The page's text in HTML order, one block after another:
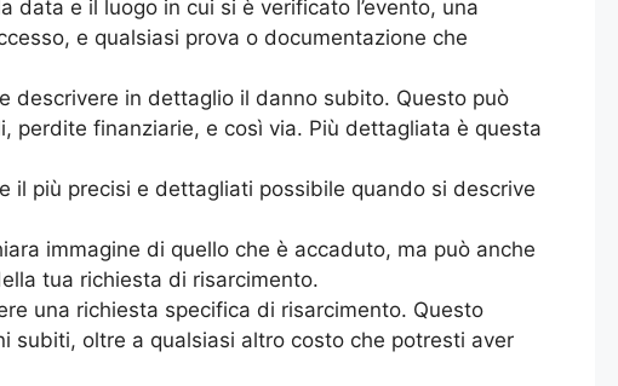
data e il luogo in cui si è verificato l’evento, una
e qualsiasi prova o documentazione che
descrivere in dettaglio il danno subito. Questo può
perdite finanziarie, e così via. Più dettagliata è questa
il più precisi e dettagliati possibile quando si descrive
immagine di quello che è accaduto, ma può anche
tua richiesta di risarcimento.
una richiesta specifica di risarcimento. Questo
subiti, oltre a qualsiasi altro costo che potresti aver